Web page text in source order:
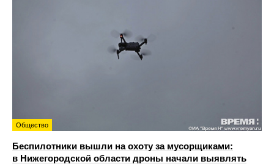
Общество
Беспилотники вышли на охоту за мусорщиками:
в Нижегородской области дроны начали выявлять